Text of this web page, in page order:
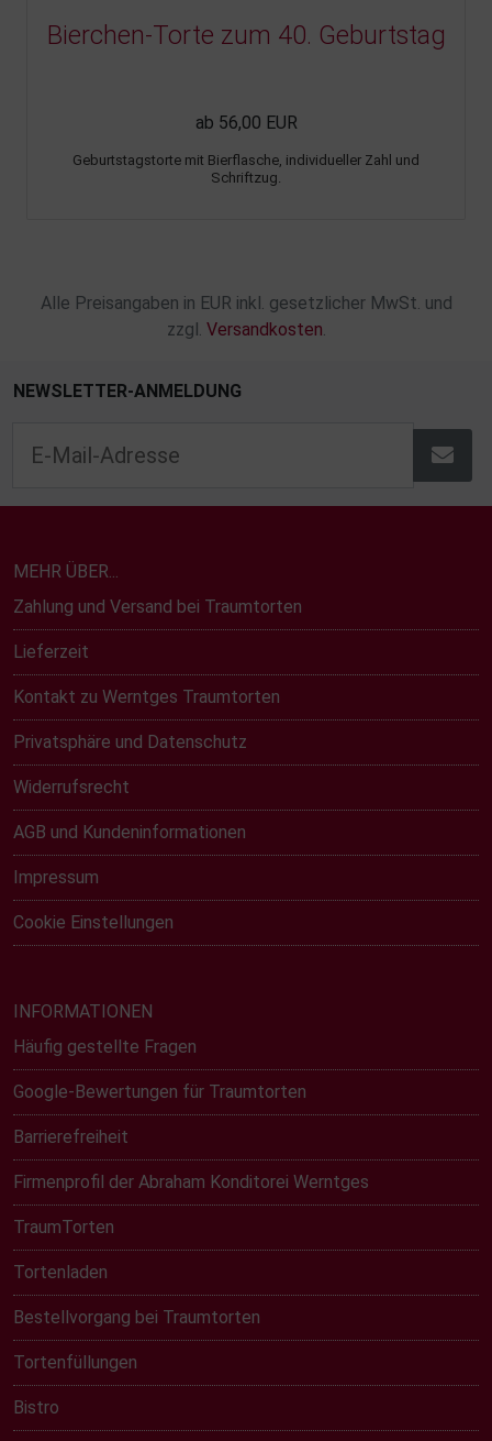
Bierchen-Torte zum 40. Geburtstag
ab 56,00 EUR
Geburtstagstorte mit Bierflasche, individueller Zahl und
Schriftzug.
Alle Preisangaben in EUR inkl. gesetzlicher MwSt. und
zzgl. Versandkosten
NEWSLETTER-ANMELDUNG
MEHR ÜBER...
Zahlung und Versand bei Traumtorten
Lieferzeit
Kontakt zu Werntges Traumtorten
Privatsphäre und Datenschutz
Widerrufsrecht
AGB und Kundeninformationen
Impressum
Cookie Einstellungen
INFORMATIONEN
Häufig gestellte Fragen
Google-Bewertungen für Traumtorten
Barrierefreiheit
Firmenprofil der Abraham Konditorei Werntges
TraumTorten
Tortenladen
Bestellvorgang bei Traumtorten
Tortenfüllungen
Bistro